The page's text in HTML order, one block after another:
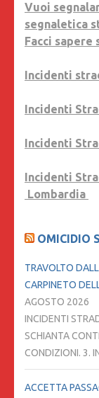
Vuoi
segnaletica
Facci sapere
Incidenti
Incidenti
Incidenti
Incidenti
Lombardia
OMICIDIO
TRAVOLTO
CARPINETO
AGOSTO 2026
INCIDENTI
SCHIANTA
CONDIZIONI. 3.
ACCETTA